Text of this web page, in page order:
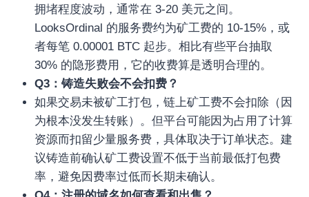
拥堵程度波动，通常在 3-20 美元之间。
LooksOrdinal 的服务费约为矿工费的 10-15%，或
者每笔 0.00001 BTC 起步。相比有些平台抽取
30% 的隐形费用，它的收费算是透明合理的。
Q3：铸造失败会不会扣费？
如果交易未被矿工打包，链上矿工费不会扣除（因
为根本没发生转账）。但平台可能因为占用了计算
资源而扣留少量服务费，具体取决于订单状态。建
议铸造前确认矿工费设置不低于当前最低打包费
率，避免因费率过低而长期未确认。